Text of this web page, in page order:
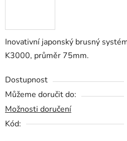
Inovativní japonský brusný
K3000, průměr 75mm.
Dostupnost
Můžeme doručit do:
Možnosti doručení
Kód: